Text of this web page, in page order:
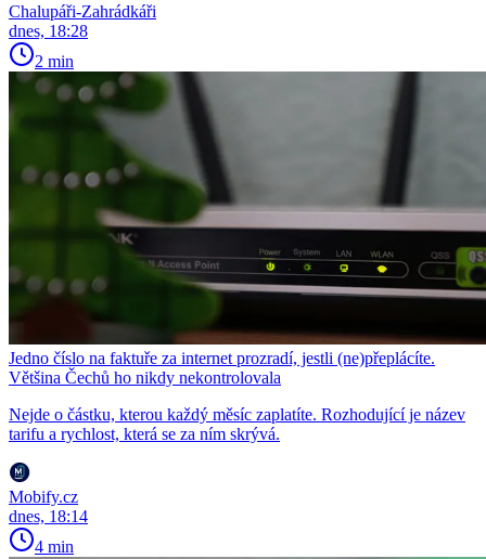
Chalupáři-Zahrádkáři
dnes, 18:28
2 min
Jedno číslo na faktuře za internet prozradí, jestli (ne)přeplácíte.
Většina Čechů ho nikdy nekontrolovala
Nejde o částku, kterou každý měsíc zaplatíte. Rozhodující je název
tarifu a rychlost, která se za ním skrývá.
Mobify.cz
dnes, 18:14
4 min